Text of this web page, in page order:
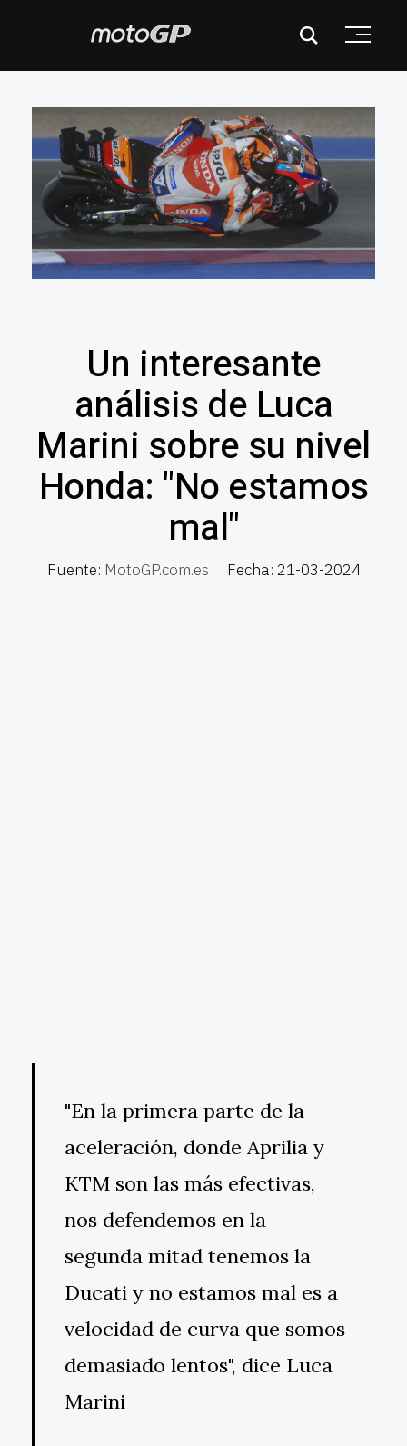
Un interesante
análisis de Luca
Marini sobre su nivel
Honda: "No estamos
mal"
Fuente: MotoGP.com.es Fecha: 21-03-2024
"En la primera parte de la
aceleración, donde Aprilia y
KTM son las más efectivas,
nos defendemos en la
segunda mitad tenemos la
Ducati y no estamos mal es a
velocidad de curva que somos
demasiado lentos", dice Luca
Marini